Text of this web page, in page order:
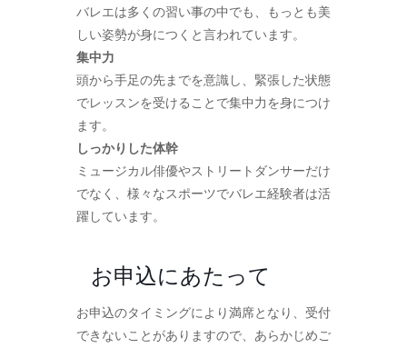
バレエは多くの習い事の中でも、もっとも美
しい姿勢が身につくと言われています。
集中力
頭から手足の先までを意識し、緊張した状態
でレッスンを受けることで集中力を身につけ
ます。
しっかりした体幹
ミュージカル俳優やストリートダンサーだけ
でなく、様々なスポーツでバレエ経験者は活
躍しています。
お申込にあたって
お申込のタイミングにより満席となり、受付
できないことがありますので、あらかじめご